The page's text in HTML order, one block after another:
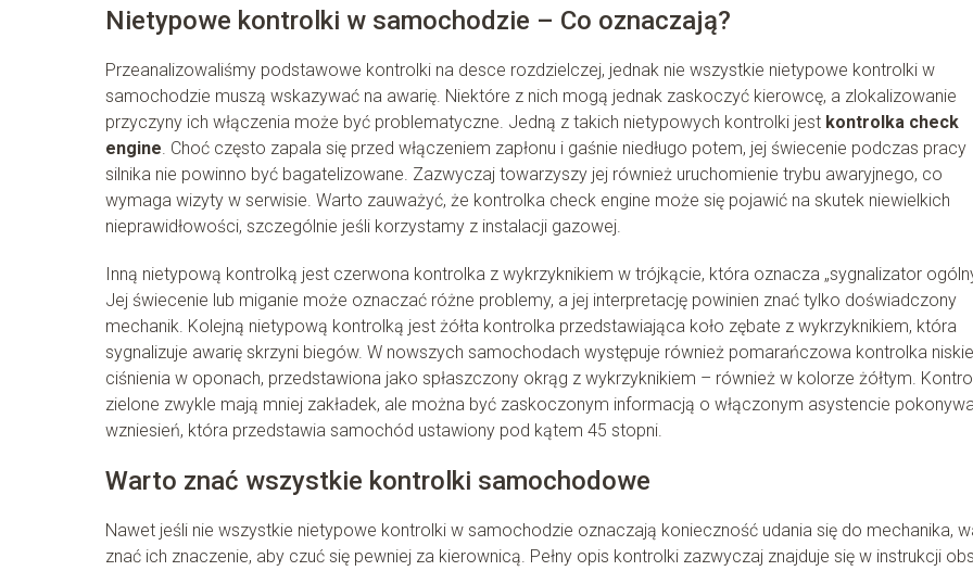
Nietypowe kontrolki w samochodzie – Co oznaczają?
Przeanalizowaliśmy podstawowe kontrolki na desce rozdzielczej, jednak nie wszystkie nietypowe kontrolki w
samochodzie muszą wskazywać na awarię. Niektóre z nich mogą jednak zaskoczyć kierowcę, a zlokalizowanie
przyczyny ich włączenia może być problematyczne. Jedną z takich nietypowych kontrolki jest kontrolka check
engine. Choć często zapala się przed włączeniem zapłonu i gaśnie niedługo potem, jej świecenie podczas pracy
silnika nie powinno być bagatelizowane. Zazwyczaj towarzyszy jej również uruchomienie trybu awaryjnego, co
wymaga wizyty w serwisie. Warto zauważyć, że kontrolka check engine może się pojawić na skutek niewielkich
nieprawidłowości, szczególnie jeśli korzystamy z instalacji gazowej.
Inną nietypową kontrolką jest czerwona kontrolka z wykrzyknikiem w trójkącie, która oznacza „sygnalizator
Jej świecenie lub miganie może oznaczać różne problemy, a jej interpretację powinien znać tylko doświadczony
mechanik. Kolejną nietypową kontrolką jest żółta kontrolka przedstawiająca koło zębate z wykrzyknikiem, która
sygnalizuje awarię skrzyni biegów. W nowszych samochodach występuje również pomarańczowa kontrolka
ciśnienia w oponach, przedstawiona jako spłaszczony okrąg z wykrzyknikiem – również w kolorze żółtym.
zielone zwykle mają mniej zakładek, ale można być zaskoczonym informacją o włączonym asystencie
wzniesień, która przedstawia samochód ustawiony pod kątem 45 stopni.
Warto znać wszystkie kontrolki samochodowe
Nawet jeśli nie wszystkie nietypowe kontrolki w samochodzie oznaczają konieczność udania się do mechanika,
znać ich znaczenie, aby czuć się pewniej za kierownicą. Pełny opis kontrolki zazwyczaj znajduje się w instrukcji